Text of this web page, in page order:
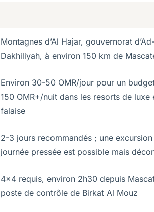
Montagnes d’Al Hajar, gouvernorat
Dakhiliyah, à environ 150 km de
Environ 30-50 OMR/jour pour un
150 OMR+/nuit dans les resorts de luxe
falaise
2-3 jours recommandés ; une excursion
journée pressée est possible mais
4x4 requis, environ 2h30 depuis
poste de contrôle de Birkat Al Mouz